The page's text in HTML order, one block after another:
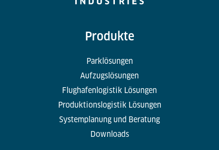
Produkte
Parklösungen
Aufzugslösungen
Flughafenlogistik Lösungen
Produktionslogistik Lösungen
Systemplanung und Beratung
Downloads